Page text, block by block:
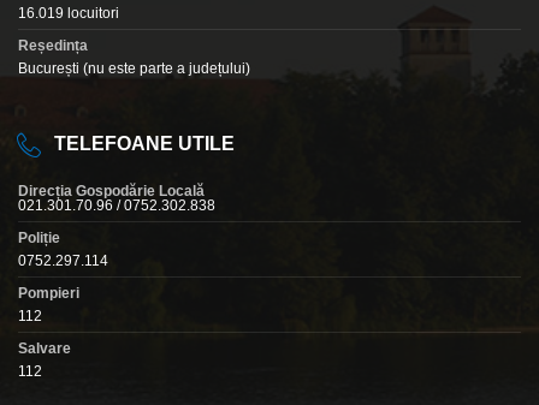
16.019 locuitori
Reședința
București (nu este parte a județului)
TELEFOANE UTILE
Direcția Gospodărie Locală
021.301.70.96 / 0752.302.838
Poliție
0752.297.114
Pompieri
112
Salvare
112